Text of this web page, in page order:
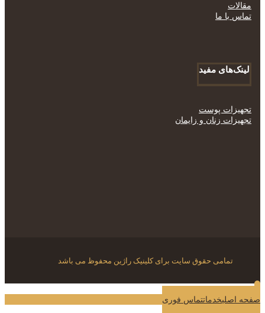
مقالات
تماس با ما
لینک‌های مفید
تجهیزات پوست
تجهیزات زنان و زایمان
تمامی حقوق سایت برای کلینیک راژین محفوظ می باشد
صفحه اصلیخدماتتماس فوری